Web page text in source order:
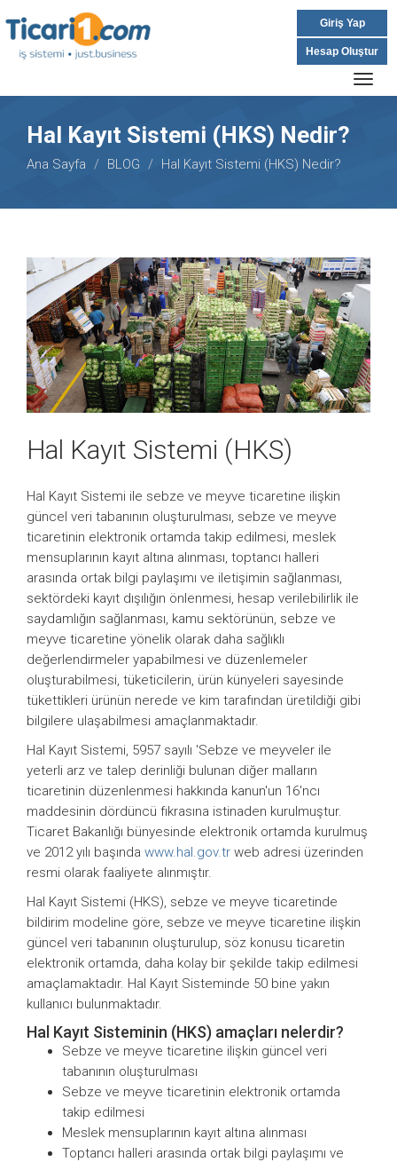
Hal Kayıt Sistemi (HKS) Nedir?
Ana Sayfa BLOG Hal Kayıt Sistemi (HKS) Nedir?
Hal Kayıt Sistemi (HKS)
Hal Kayıt Sistemi ile sebze ve meyve ticaretine ilişkin
güncel veri tabanının oluşturulması, sebze ve meyve
ticaretinin elektronik ortamda takip edilmesi, meslek
mensuplarının kayıt altına alınması, toptancı halleri
arasında ortak bilgi paylaşımı ve iletişimin sağlanması,
sektördeki kayıt dışılığın önlenmesi, hesap verilebilirlik ile
saydamlığın sağlanması, kamu sektörünün, sebze ve
meyve ticaretine yönelik olarak daha sağlıklı
değerlendirmeler yapabilmesi ve düzenlemeler
oluşturabilmesi, tüketicilerin, ürün künyeleri sayesinde
tükettikleri ürünün nerede ve kim tarafından üretildiği gibi
bilgilere ulaşabilmesi amaçlanmaktadır.
Hal Kayıt Sistemi, 5957 sayılı 'Sebze ve meyveler ile
yeterli arz ve talep derinliği bulunan diğer malların
ticaretinin düzenlenmesi hakkında kanun'un 16'ncı
maddesinin dördüncü fıkrasına istinaden kurulmuştur.
Ticaret Bakanlığı bünyesinde elektronik ortamda kurulmuş
ve 2012 yılı başında www.hal.gov.tr web adresi üzerinden
resmi olarak faaliyete alınmıştır.
Hal Kayıt Sistemi (HKS), sebze ve meyve ticaretinde
bildirim modeline göre, sebze ve meyve ticaretine ilişkin
güncel veri tabanının oluşturulup, söz konusu ticaretin
elektronik ortamda, daha kolay bir şekilde takip edilmesi
amaçlamaktadır. Hal Kayıt Sisteminde 50 bine yakın
kullanıcı bulunmaktadır.
Hal Kayıt Sisteminin (HKS) amaçları nelerdir?
Sebze ve meyve ticaretine ilişkin güncel veri
tabanının oluşturulması
Sebze ve meyve ticaretinin elektronik ortamda
takip edilmesi
Meslek mensuplarının kayıt altına alınması
Toptancı halleri arasında ortak bilgi paylaşımı ve
Giriş Yap
Hesap Oluştur